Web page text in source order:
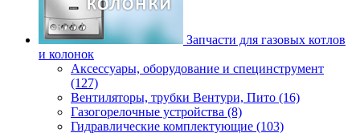
Запчасти для газовых котлов
и колонок
Аксессуары, оборудование и специнструмент
(127)
Вентиляторы, трубки Вентури, Пито (16)
Газогорелочные устройства (8)
Гидравлические комплектующие (103)